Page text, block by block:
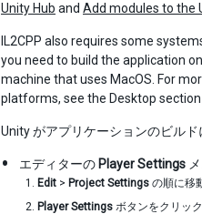
Unity Hub and Add modules to the
IL2CPP also requires some
you need to build the application
machine that uses MacOS. For
platforms, see the Desktop
Unity がアプリケーションのビル
エディターの Player Settings
Edit > Project Settings の順に移
Player Settings ボタンをクリッ